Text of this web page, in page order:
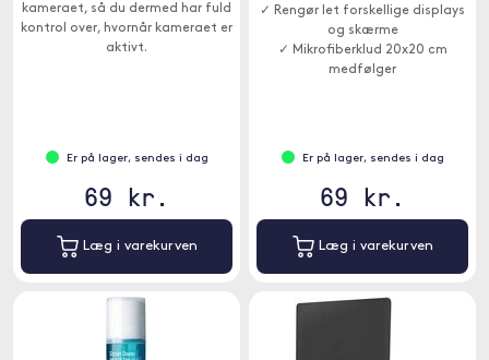
kameraet, så du dermed har fuld
kontrol over, hvornår kameraet er
aktivt.
Er på lager, sendes i dag
69 kr.
Læg i varekurven
✓ Rengør let forskellige displays
og skærme
✓ Mikrofiberklud 20x20 cm
medfølger
Er på lager, sendes i dag
69 kr.
Læg i varekurven